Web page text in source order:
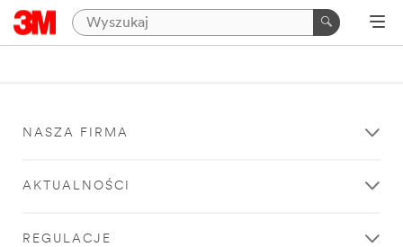
NASZA FIRMA
AKTUALNOŚCI
REGULACJE